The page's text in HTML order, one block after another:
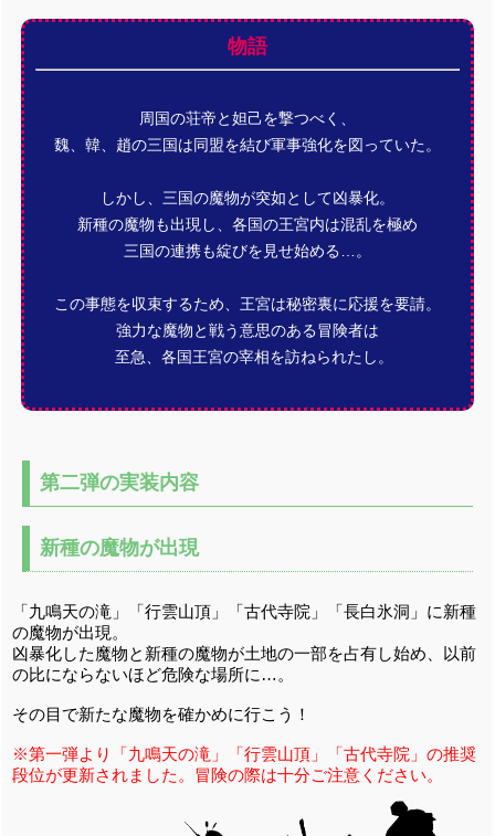
物語
周国の荘帝と妲己を撃つべく、
魏、韓、趙の三国は同盟を結び軍事強化を図っていた。
しかし、三国の魔物が突如として凶暴化。
新種の魔物も出現し、各国の王宮内は混乱を極め
三国の連携も綻びを見せ始める…。
この事態を収束するため、王宮は秘密裏に応援を要請。
強力な魔物と戦う意思のある冒険者は
至急、各国王宮の宰相を訪ねられたし。
第二弾の実装内容
新種の魔物が出現
「九鳴天の滝」「行雲山頂」「古代寺院」「長白氷洞」に新種
の魔物が出現。
凶暴化した魔物と新種の魔物が土地の一部を占有し始め、以前
の比にならないほど危険な場所に…。
その目で新たな魔物を確かめに行こう！
※第一弾より「九鳴天の滝」「行雲山頂」「古代寺院」の推奨
段位が更新されました。冒険の際は十分ご注意ください。